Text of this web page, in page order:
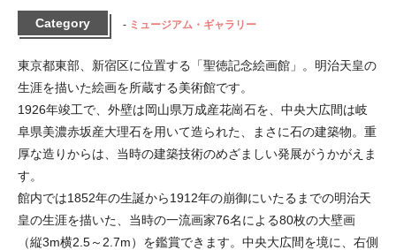
Category ミュージアム・ギャラリー
東京都東部、新宿区に位置する「聖徳記念絵画館」。明治天皇の
生涯を描いた絵画を所蔵する美術館です。
1926年竣工で、外壁は岡山県万成産花崗石を、中央大広間は岐
阜県美濃赤坂産大理石を用いて造られた、まさに石の建築物。重
厚な造りからは、当時の建築技術のめざましい発展がうかがえま
す。
館内では1852年の生誕から1912年の崩御にいたるまでの明治天
皇の生涯を描いた、当時の一流画家76名による80枚の大壁画
（縦3m横2.5～2.7m）を鑑賞できます。中央大広間を境に、右側